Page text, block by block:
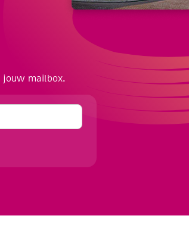
mailbox.